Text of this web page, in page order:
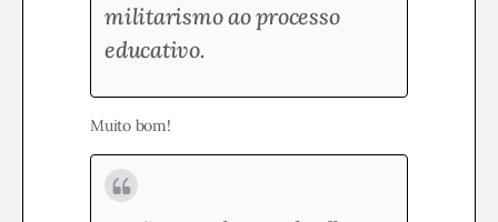
militarismo ao processo
educativo.
Muito bom!